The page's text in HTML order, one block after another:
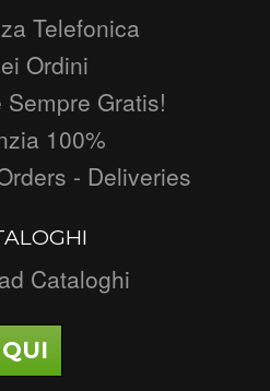
Telefonica
Ordini
Gratis!
100%
- Deliveries
Cataloghi
QUI